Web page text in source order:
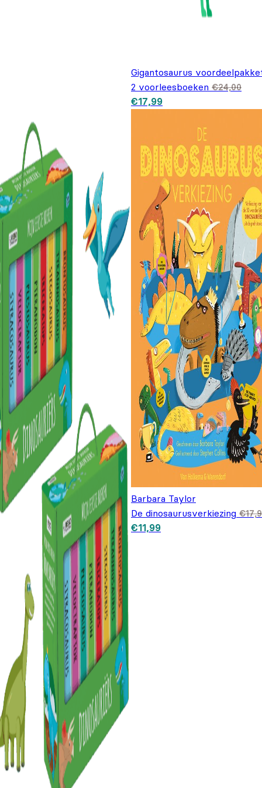
Gigantosaurus
2 voorleesboeken €24,00
Oorspronkelijke prijs was:
€24,00.
€17,99Huidige prijs is:
€17,99.
Barbara Taylor
De dinosaurusverkiezing €
Oorspronkelijke prijs was:
€17,99.
€11,99Huidige prijs is:
€11,99.